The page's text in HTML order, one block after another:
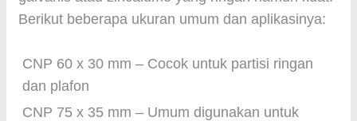
Berikut beberapa ukuran umum dan aplikasinya:
CNP 60 x 30 mm – Cocok untuk partisi ringan
dan plafon
CNP 75 x 35 mm – Umum digunakan untuk